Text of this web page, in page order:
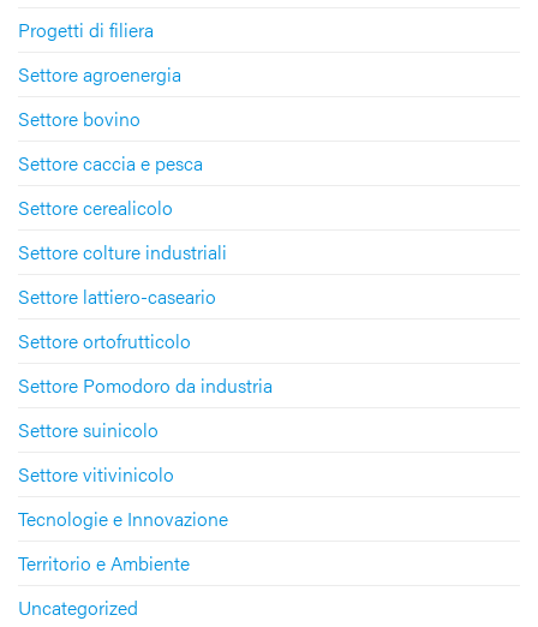
Progetti di filiera
Settore agroenergia
Settore bovino
Settore caccia e pesca
Settore cerealicolo
Settore colture industriali
Settore lattiero-caseario
Settore ortofrutticolo
Settore Pomodoro da industria
Settore suinicolo
Settore vitivinicolo
Tecnologie e Innovazione
Territorio e Ambiente
Uncategorized